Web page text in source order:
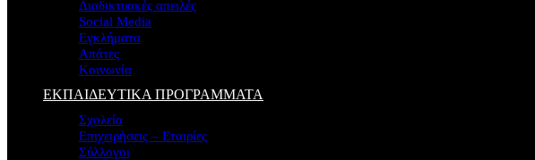
Διαδικτυακές απειλές
Social Media
Εγκλήματα
Απάτες
Κοινωνία
ΕΚΠΑΙΔΕΥΤΙΚΑ ΠΡΟΓΡΑΜΜΑΤΑ
Σχολεία
Επιχειρήσεις – Εταιρίες
Σύλλογοι